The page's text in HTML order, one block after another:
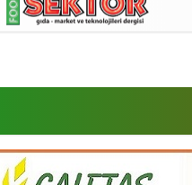
İletişim Çerez Politikası